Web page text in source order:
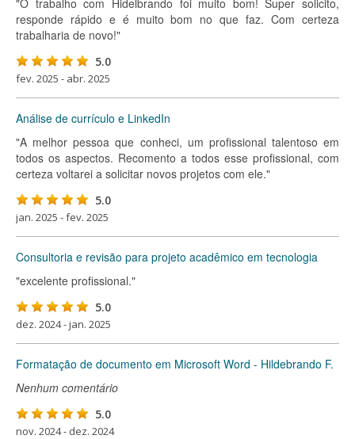
"O trabalho com Hidelbrando foi muito bom! Super solicito,
responde rápido e é muito bom no que faz. Com certeza
trabalharia de novo!"
5.0
fev. 2025 - abr. 2025
Análise de currículo e LinkedIn
"A melhor pessoa que conheci, um profissional talentoso em
todos os aspectos. Recomento a todos esse profissional, com
certeza voltarei a solicitar novos projetos com ele."
5.0
jan. 2025 - fev. 2025
Consultoria e revisão para projeto acadêmico em tecnologia
"excelente profissional."
5.0
dez. 2024 - jan. 2025
Formatação de documento em Microsoft Word - Hildebrando F.
Nenhum comentário
5.0
nov. 2024 - dez. 2024